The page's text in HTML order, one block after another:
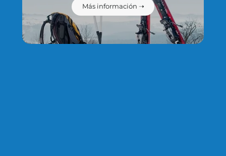
de privacidad y protección de datos.
Más información ➝